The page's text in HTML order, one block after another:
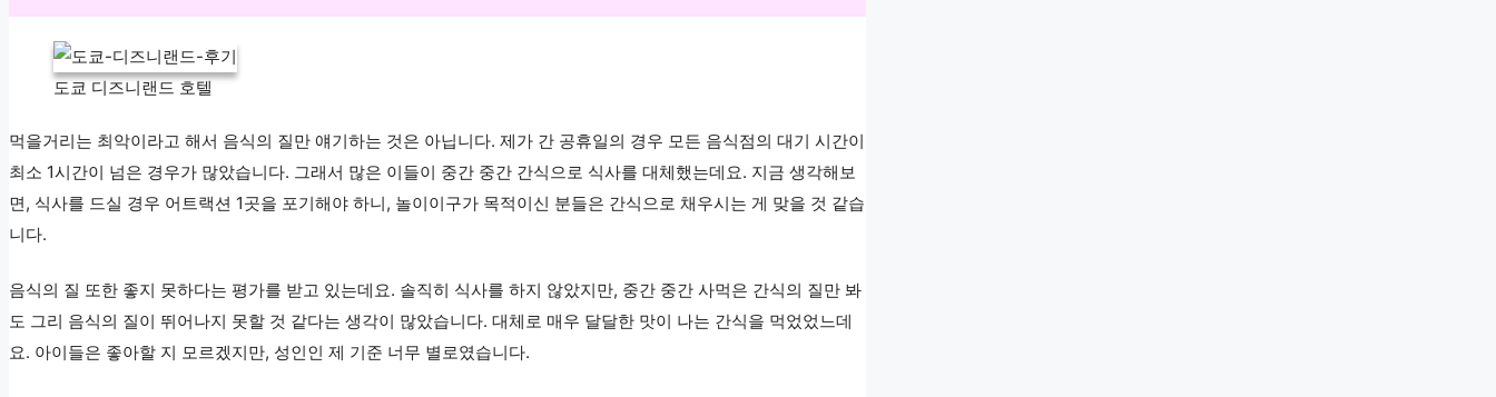
도쿄 디즈니랜드 호텔
먹을거리는 최악이라고 해서 음식의 질만 얘기하는 것은 아닙니다. 제가 간 공휴일의 경우 모든 음식점의 대기 시간이
최소 1시간이 넘은 경우가 많았습니다. 그래서 많은 이들이 중간 중간 간식으로 식사를 대체했는데요. 지금 생각해보
면, 식사를 드실 경우 어트랙션 1곳을 포기해야 하니, 놀이이구가 목적이신 분들은 간식으로 채우시는 게 맞을 것 같습
니다.
음식의 질 또한 좋지 못하다는 평가를 받고 있는데요. 솔직히 식사를 하지 않았지만, 중간 중간 사먹은 간식의 질만 봐
도 그리 음식의 질이 뛰어나지 못할 것 같다는 생각이 많았습니다. 대체로 매우 달달한 맛이 나는 간식을 먹었었느데
요. 아이들은 좋아할 지 모르겠지만, 성인인 제 기준 너무 별로였습니다.